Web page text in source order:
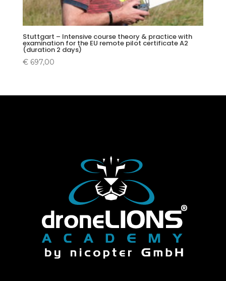
Stuttgart – Intensive course theory & practice with
examination for the EU remote pilot certificate A2
(duration 2 days)
€697,00